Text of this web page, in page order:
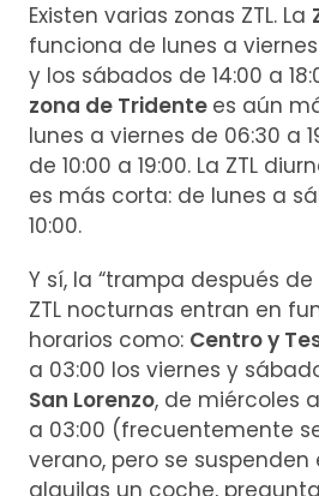
Existen varias zonas ZTL. La
funciona de lunes a viernes
y los sábados de 14:00 a
zona de Tridente es aún
lunes a viernes de 06:30 a
de 10:00 a 19:00. La ZTL
es más corta: de lunes a
10:00.
Y sí, la “trampa después de
ZTL nocturnas entran en
horarios como: Centro y
a 03:00 los viernes y
San Lorenzo, de miércoles
a 03:00 (frecuentemente
verano, pero se suspenden
alquilas un coche,